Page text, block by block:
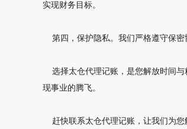
实现财务目标。
第四，保护隐私。我们严格遵守保密
选择太仓代理记账，是您解放时间与
现事业的腾飞。
赶快联系太仓代理记账，让我们为您